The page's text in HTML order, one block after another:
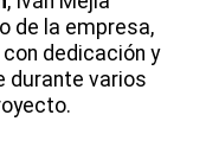
de la empresa,
con dedicación y
durante varios